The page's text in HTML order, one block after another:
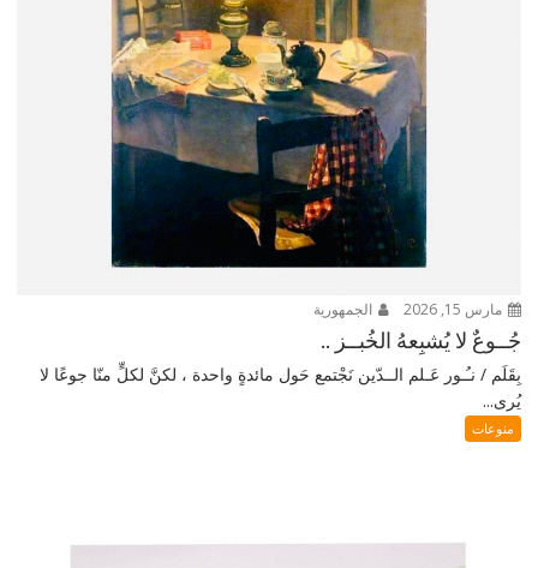
مارس 15, 2026 الجمهورية
جُــوعٌ لا يُشبِعهُ الخُبــز ..
بِقَلَم / نـُـور عَـلم الــدّين نَجْتمع حَول مائدةٍ واحدة ، لكنَّ لكلٍّ منّا جوعًا لا
يُرى...
منوعات